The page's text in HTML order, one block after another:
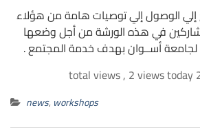
إلي الوصول إلي توصيات هامة من هؤلاء
في هذه الورشة من أجل وضعها
لجامعة أســوان بهدف خدمة المجتمع .
, 2 views today
news, workshops